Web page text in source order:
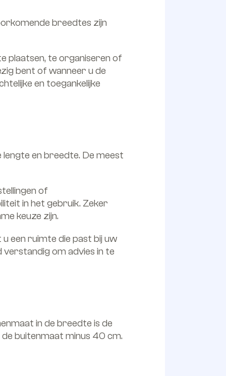
breedtes zijn
plaatsen, te organiseren of
bent of wanneer u de
en toegankelijke
en breedte. De meest
of
in het gebruik. Zeker
keuze zijn.
een ruimte die past bij uw
verstandig om advies in te
in de breedte is de
buitenmaat minus 40 cm.